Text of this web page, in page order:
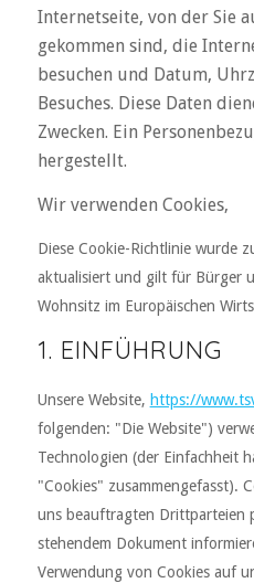
Internetseite, von der Sie
gekommen sind, die
besuchen und Datum,
Besuches. Diese Daten
Zwecken. Ein
hergestellt.
Wir verwenden Cookies,
Diese Cookie-Richtlinie wurde
aktualisiert und gilt für Bürger
Wohnsitz im Europäischen
1. EINFÜHRUNG
Unsere Website, https://
folgenden: "Die Website")
Technologien (der Einfachheit
"Cookies" zusammengefasst).
uns beauftragten Drittparteien
stehendem Dokument
Verwendung von Cookies auf